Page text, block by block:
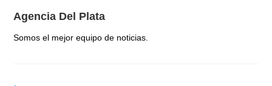
Agencia Del Plata
Somos el mejor equipo de noticias.